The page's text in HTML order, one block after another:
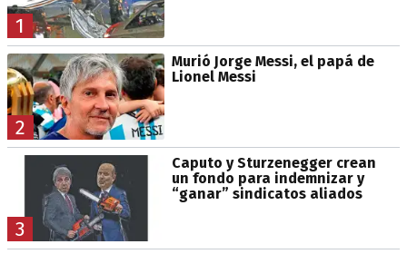
1
2
Murió Jorge Messi, el papá de
Lionel Messi
3
Caputo y Sturzenegger crean
un fondo para indemnizar y
“ganar” sindicatos aliados